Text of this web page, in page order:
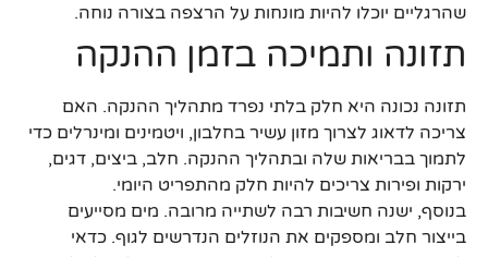
שהרגליים יוכלו להיות מונחות על הרצפה בצורה נוחה.
תזונה ותמיכה בזמן ההנקה
תזונה נכונה היא חלק בלתי נפרד מתהליך ההנקה. האם
צריכה לדאוג לצרוך מזון עשיר בחלבון, ויטמינים ומינרלים כדי
לתמוך בבריאות שלה ובתהליך ההנקה. חלב, ביצים, דגים,
ירקות ופירות צריכים להיות חלק מהתפריט היומי.
בנוסף, ישנה חשיבות רבה לשתייה מרובה. מים מסייעים
בייצור חלב ומספקים את הנוזלים הנדרשים לגוף. כדאי